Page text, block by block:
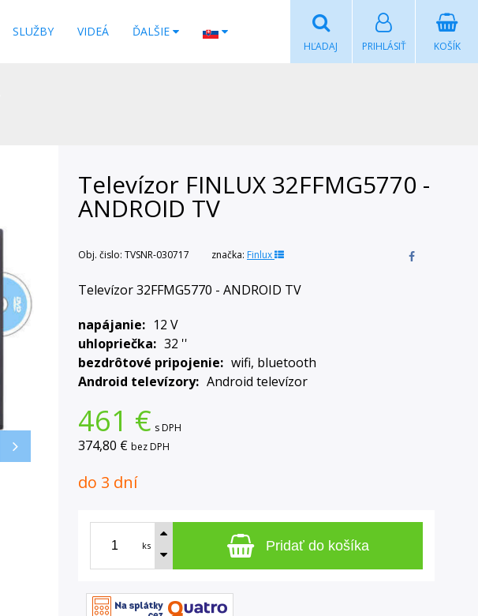
SLUŽBY VIDEÁ ĎALŠIE
KOŠÍK
PRIHLÁSIŤ
HĽADAJ
Televízor FINLUX 32FFMG5770 -
ANDROID TV
Obj. čislo: TVSNR-030717 značka: Finlux
Televízor 32FFMG5770 - ANDROID TV
napájanie
12 V
uhlopriečka
32 ''
bezdrôtové pripojenie
wifi, bluetooth
Android televízory
Android televízor
461 € s DPH
374,80 € bez DPH
do 3 dní
ks Pridať do košíka